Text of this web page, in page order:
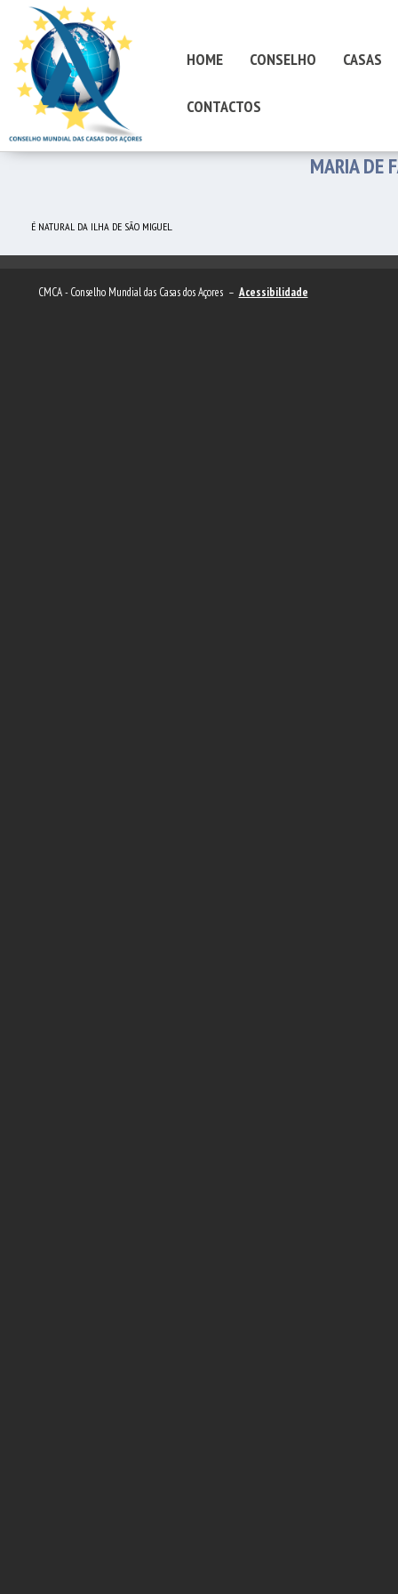
HOME CONSELHO CASAS
CONTACTOS
MARIA DE
É NATURAL DA ILHA DE SÃO MIGUEL.
CMCA - Conselho Mundial das Casas dos Açores – Acessibilidade